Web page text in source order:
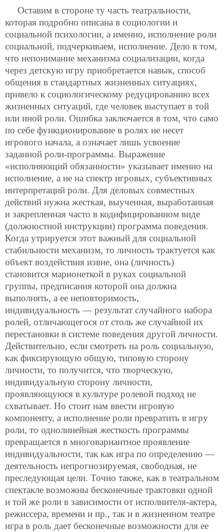
Оставим в стороне ту часть театральности,
которая подробно описана в социологии и
социальной психологии, а именно, исполнение роли
социальной, подчеркиваем, исполнение. Дело в том,
что непонимание механизма социализации, когда
через детскую игру приобретается навык, способ
общения в стандартных жизненных ситуациях,
привело к социологическому редуцированию всех
жизненных ситуаций, где человек выступает в той
или иной роли. Ошибка заключается в том, что само
по себе функционирование в ролях не несет
игрового начала, а означает лишь усвоение
заданной роли-программы. Выражение
«исполняющий обязанности» указывает именно на
исполнение, а не на спектр игровых, субъективных
интерпретаций роли. Для деловых совместных
действий нужна жесткая, выученная, выработанная
и закрепленная часто в кодифицированном виде
(должностной инструкции) программа поведения.
Когда утрируется этот важный для социальной
стабильности механизм, то личность трактуется как
объект воздействия извне, она (личность)
становится марионеткой в руках социальной
группы, предписания которой она должна
выполнять, а ее неповторимость,
индивидуальность — результат случайного набора
ролей, отличающегося от столь же случайной их
перестановки в системе поведения другой личности.
Действительно, если смотреть на роль социальную,
как фиксирующую общую, типовую сторону
личности, то получится, что творческую,
индивидуальную сторону личности,
проявляющуюся в культуре ролевой подход не
схватывает. Но стоит нам ввести игровую
компоненту, а исполнение роли превратить в игру
роли, то однолинейная жесткость программы
превращается в многовариантное проявление
индивидуальности, так как игра по определению —
деятельность непрогнозируемая, свободная, не
преследующая цели. Точно также, как в театральном
спектакле возможны бесконечные трактовки одной
и той же роли в зависимости от исполнителя-актера,
режиссера, времени и пр., так и в жизненном театре
игра в роль дает бесконечные возможности для ее